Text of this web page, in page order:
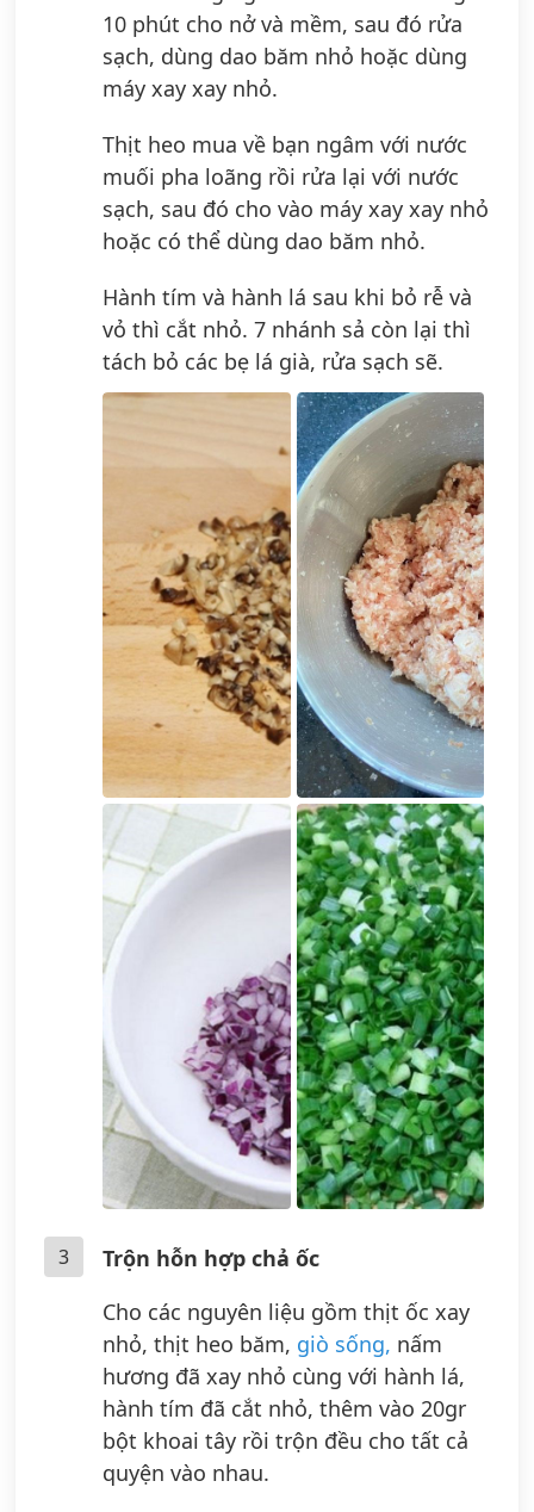
10 phút cho nở và mềm, sau đó rửa
sạch, dùng dao băm nhỏ hoặc dùng
máy xay xay nhỏ.
Thịt heo mua về bạn ngâm với nước
muối pha loãng rồi rửa lại với nước
sạch, sau đó cho vào máy xay xay nhỏ
hoặc có thể dùng dao băm nhỏ.
Hành tím và hành lá sau khi bỏ rễ và
vỏ thì cắt nhỏ. 7 nhánh sả còn lại thì
tách bỏ các bẹ lá già, rửa sạch sẽ.
3
Trộn hỗn hợp chả ốc
Cho các nguyên liệu gồm thịt ốc xay
nhỏ, thịt heo băm, giò sống, nấm
hương đã xay nhỏ cùng với hành lá,
hành tím đã cắt nhỏ, thêm vào 20gr
bột khoai tây rồi trộn đều cho tất cả
quyện vào nhau.